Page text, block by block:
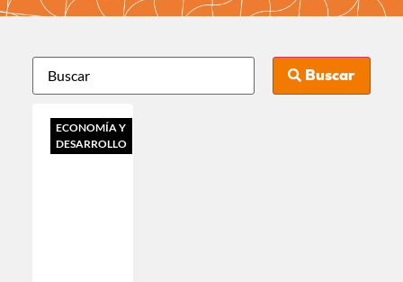
Buscar
ECONOMÍA Y
DESARROLLO